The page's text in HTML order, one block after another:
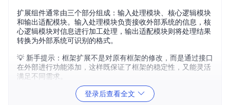
扩展组件通常由三个部分组成：输入处理模块、核心逻辑模块
和输出适配模块。输入处理模块负责接收外部系统的信息，核
心逻辑模块对信息进行加工处理，输出适配模块则将处理结果
转换为外部系统可识别的格式。
💡 新手提示：框架扩展不是对原有框架的修改，而是通过接口
在外部进行功能添加，这样既保证了框架的稳定性，又能灵活
满足不同需求。
扩展开发的场景价值：解决实际问题
登录后查看全文